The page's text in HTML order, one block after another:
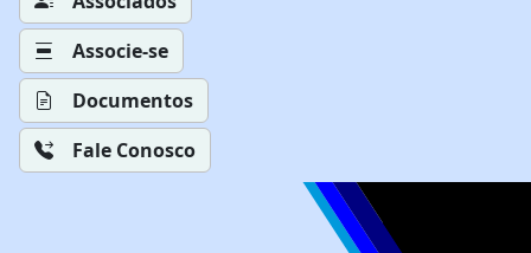
Associe-se
Documentos
Fale Conosco